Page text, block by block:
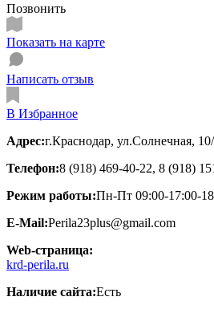
Позвонить
Показать на карте
Написать отзыв
В Избранное
Адрес:г.Краснодар, ул.Cолнечная,
Телефон:8 (918) 469-40-22, 8 (918)
Режим работы:Пн-Пт 09:00-17:00-
E-Mail:Perila23plus@gmail.com
Web-страница:
krd-perila.ru
Наличие сайта:Есть